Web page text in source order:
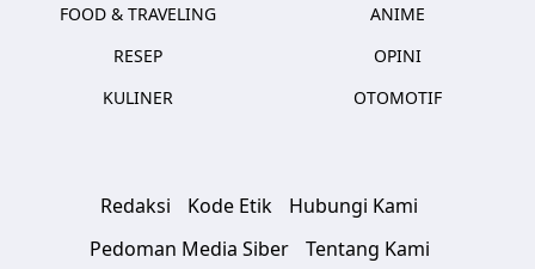
FOOD & TRAVELING
RESEP
KULINER
ANIME
OPINI
OTOMOTIF
Redaksi Kode Etik
Hubungi Kami
Pedoman Media Siber
Tentang Kami